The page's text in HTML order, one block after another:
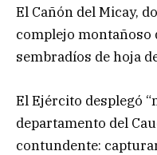
El Cañón del Micay,
complejo montañoso
sembradíos de hoja
El Ejército desplegó
departamento del
contundente: